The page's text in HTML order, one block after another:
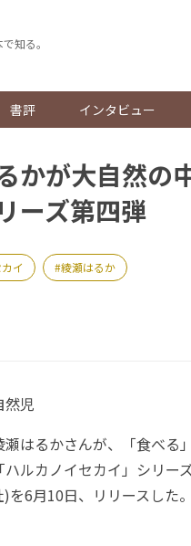
知る。
書評 インタビュー
かが大自然
ーズ第四弾
イ 綾瀬はるか
児
はるかさんが、「食べる
ハルカノイセカイ」シリー
を6月10日、リリースした。